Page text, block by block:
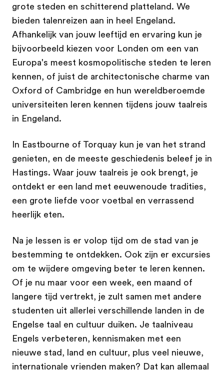
grote steden en schitterend platteland. We
bieden talenreizen aan in heel Engeland.
Afhankelijk van jouw leeftijd en ervaring kun je
bijvoorbeeld kiezen voor Londen om een van
Europa's meest kosmopolitische steden te leren
kennen, of juist de architectonische charme van
Oxford of Cambridge en hun wereldberoemde
universiteiten leren kennen tijdens jouw taalreis
in Engeland.
In Eastbourne of Torquay kun je van het strand
genieten, en de meeste geschiedenis beleef je in
Hastings. Waar jouw taalreis je ook brengt, je
ontdekt er een land met eeuwenoude tradities,
een grote liefde voor voetbal en verrassend
heerlijk eten.
Na je lessen is er volop tijd om de stad van je
bestemming te ontdekken. Ook zijn er excursies
om te wijdere omgeving beter te leren kennen.
Of je nu maar voor een week, een maand of
langere tijd vertrekt, je zult samen met andere
studenten uit allerlei verschillende landen in de
Engelse taal en cultuur duiken. Je taalniveau
Engels verbeteren, kennismaken met een
nieuwe stad, land en cultuur, plus veel nieuwe,
internationale vrienden maken? Dat kan allemaal